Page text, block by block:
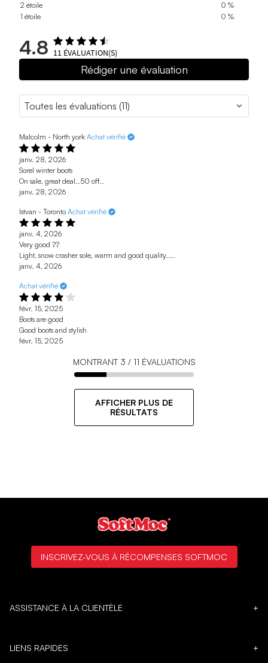
2 étoile
0 %
1 étoile
0 %
4.8 11 ÉVALUATION(S)
Rédiger une évaluation
Malcolm - North york Achat vérifié
janv. 28, 2026
Sorel winter boots
On sale, great deal..50 off..
janv. 28, 2026
Istvan - Toronto Achat vérifié
janv. 4, 2026
Very good ??
Light, snow crasher sole, warm and good quality....
janv. 4, 2026
Achat vérifié
févr. 15, 2025
Boots are good
Good boots and stylish
févr. 15, 2025
MONTRANT 3 / 11 ÉVALUATIONS
AFFICHER PLUS DE
RÉSULTATS
ASSISTANCE À LA CLIENTÈLE +
LIENS RAPIDES +
INSCRIVEZ-VOUS À RÉCOMPENSES SOFTMOC